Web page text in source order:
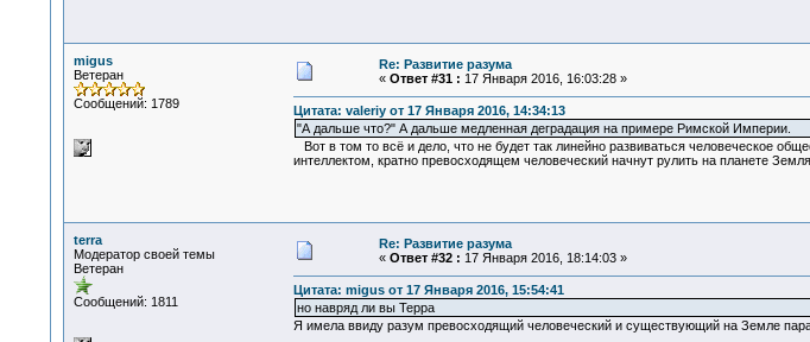
migus
Ветеран
Сообщений: 1789
Re: Развитие разума
« Ответ #31 : 17 Января 2016, 16:03:28 »
Цитата: valeriy от 17 Января 2016, 14:34:13
"А дальше что?" А дальше медленная деградация на примере Римской Империи.
Вот в том то всё и дело, что не будет так линейно развиваться человеческое
интеллектом, кратно превосходящем человеческий начнут рулить на планете
terra
Модератор своей темы
Ветеран
Сообщений: 1811
Re: Развитие разума
« Ответ #32 : 17 Января 2016, 18:14:03 »
Цитата: migus от 17 Января 2016, 15:54:41
но навряд ли вы Терра
Я имела ввиду разум превосходящий человеческий и существующий на Земле